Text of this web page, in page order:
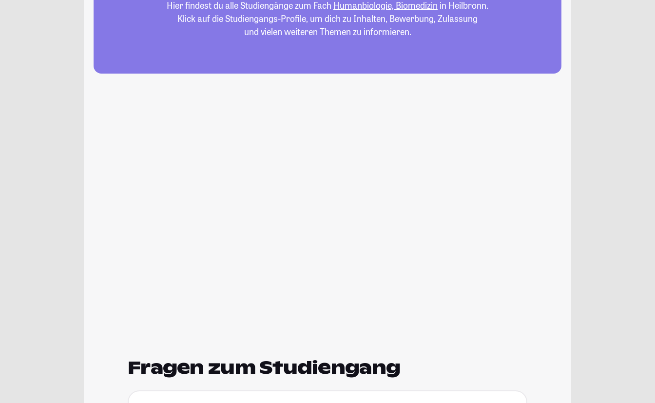
Hier findest du alle Studiengänge zum Fach Humanbiologie, Biomedizin in Heilbronn.
Klick auf die Studiengangs-Profile, um dich zu Inhalten, Bewerbung, Zulassung
und vielen weiteren Themen zu informieren.
Fragen zum Studiengang